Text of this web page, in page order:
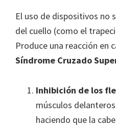
El uso de dispositivos no
del cuello (como el
Produce una reacción en
Síndrome Cruzado
Inhibición de los
músculos
haciendo que la